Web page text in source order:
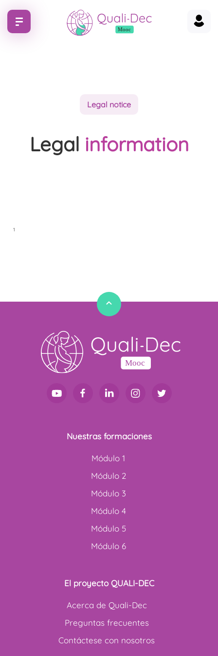
Legal notice
Legal information
1
Nuestras formaciones
Módulo 1
Módulo 2
Módulo 3
Módulo 4
Módulo 5
Módulo 6
El proyecto QUALI-DEC
Acerca de Quali-Dec
Preguntas frecuentes
Contáctese con nosotros